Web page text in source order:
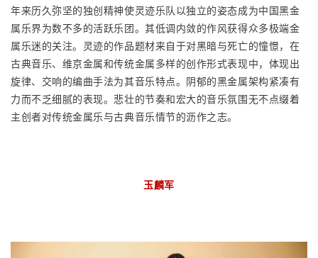
年来历久弥坚的独创精神使灵迹乐队以独立的姿态成为中国黑金
属乐界为数不多的活跃乐团。其低调内敛的作风获得众多极端金
属乐迷的关注。灵迹的作品题材来自于对黑暗与死亡的憧憬，在
古典音乐、维京金属和传统金属多样的创作形式表现中，体现出
旋律、交响的编曲手法为其音乐特点。阴郁的黑金属架构紧凑有
力而不乏细腻的表现。悲壮的节奏和宏大的音乐氛围无不点缀着
主创者对传统金属乐与古典音乐情节的沥作之志。
玉麟军